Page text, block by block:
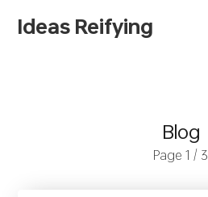
Ideas Reifying
Blog
Page 1 / 3